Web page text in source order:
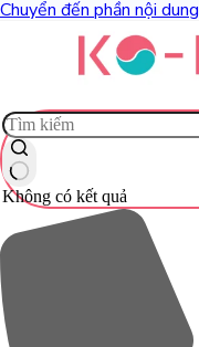
Chuyển đến phần nội dung
Không có kết quả